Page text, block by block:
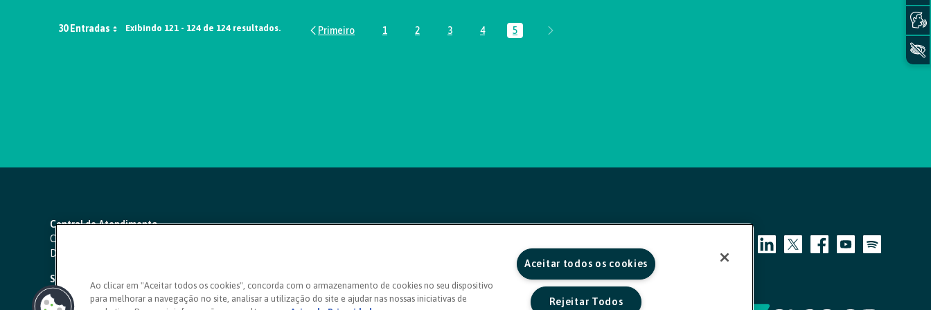
30 Entradas Exibindo 121 - 124 de 124 resultados.
Página
1 Página
2 Página
3 Página
4 Página
5
Central de Atendimento
Capitais e regiões metropolitanas:
Demais localidades:
SAC 24 horas
Ouvidoria
Ao clicar em "Aceitar todos os cookies", concorda com o armazenamento de cookies no seu dispositivo
para melhorar a navegação no site, analisar a utilização do site e ajudar nas nossas iniciativas de
Aceitar todos os cookies
Rejeitar Todos